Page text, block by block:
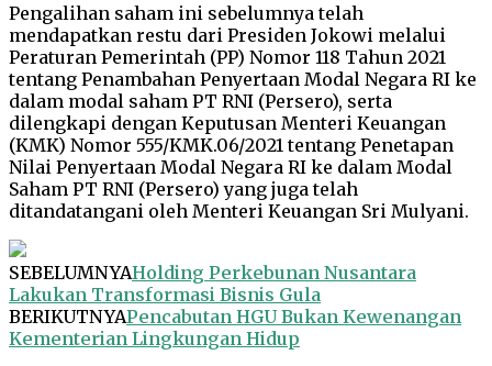
Pengalihan saham ini sebelumnya telah
mendapatkan restu dari Presiden Jokowi melalui
Peraturan Pemerintah (PP) Nomor 118 Tahun 2021
tentang Penambahan Penyertaan Modal Negara RI ke
dalam modal saham PT RNI (Persero), serta
dilengkapi dengan Keputusan Menteri Keuangan
(KMK) Nomor 555/KMK.06/2021 tentang Penetapan
Nilai Penyertaan Modal Negara RI ke dalam Modal
Saham PT RNI (Persero) yang juga telah
ditandatangani oleh Menteri Keuangan Sri Mulyani.
SEBELUMNYAHolding Perkebunan Nusantara
Lakukan Transformasi Bisnis Gula
BERIKUTNYAPencabutan HGU Bukan Kewenangan
Kementerian Lingkungan Hidup